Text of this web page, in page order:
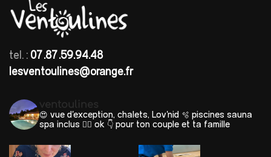
tel. : 07.87.59.94.48
lesventoulines@orange.fr
ventoulines
😍 vue d'exception, chalets, Lov'nid 🫧 piscines sauna
spa inclus 🐕‍🦺 ok 👇 pour ton couple et ta famille